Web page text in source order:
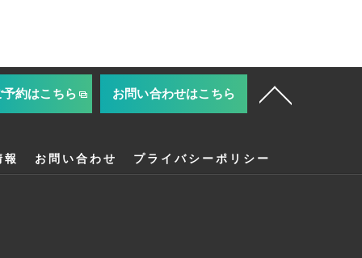
予約はこちら お問い合わせはこちら
報 お問い合わせ プライバシーポリシー